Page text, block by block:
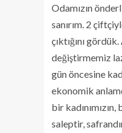
Odamızın
sanırım. 2
çıktığını
değiştirmemiz
gün öncesine
ekonomik
bir
saleptir,